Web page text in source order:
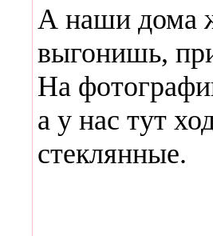
А наши дома
выгонишь,
На
а у нас тут
стеклянные.